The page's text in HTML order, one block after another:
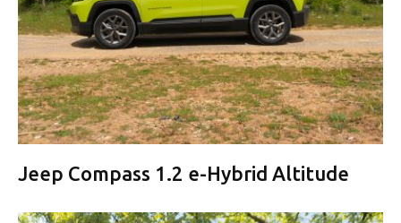
Jeep Compass 1.2 e-Hybrid Altitude